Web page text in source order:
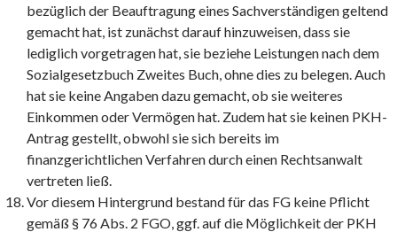
bezüglich der Beauftragung eines Sachverständigen geltend
gemacht hat, ist zunächst darauf hinzuweisen, dass sie
lediglich vorgetragen hat, sie beziehe Leistungen nach dem
Sozialgesetzbuch Zweites Buch, ohne dies zu belegen. Auch
hat sie keine Angaben dazu gemacht, ob sie weiteres
Einkommen oder Vermögen hat. Zudem hat sie keinen PKH-
Antrag gestellt, obwohl sie sich bereits im
finanzgerichtlichen Verfahren durch einen Rechtsanwalt
vertreten ließ.
Vor diesem Hintergrund bestand für das FG keine Pflicht
gemäß § 76 Abs. 2 FGO, ggf. auf die Möglichkeit der PKH